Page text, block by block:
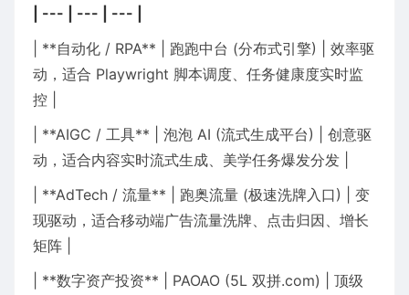
| --- | --- | --- |
| **自动化 / RPA** | 跑跑中台 (分布式引擎) | 效率驱
动，适合 Playwright 脚本调度、任务健康度实时监
控 |
| **AIGC / 工具** | 泡泡 AI (流式生成平台) | 创意驱
动，适合内容实时流式生成、美学任务爆发分发 |
| **AdTech / 流量** | 跑奥流量 (极速洗牌入口) | 变
现驱动，适合移动端广告流量洗牌、点击归因、增长
矩阵 |
| **数字资产投资** | PAOAO (5L 双拼.com) | 顶级